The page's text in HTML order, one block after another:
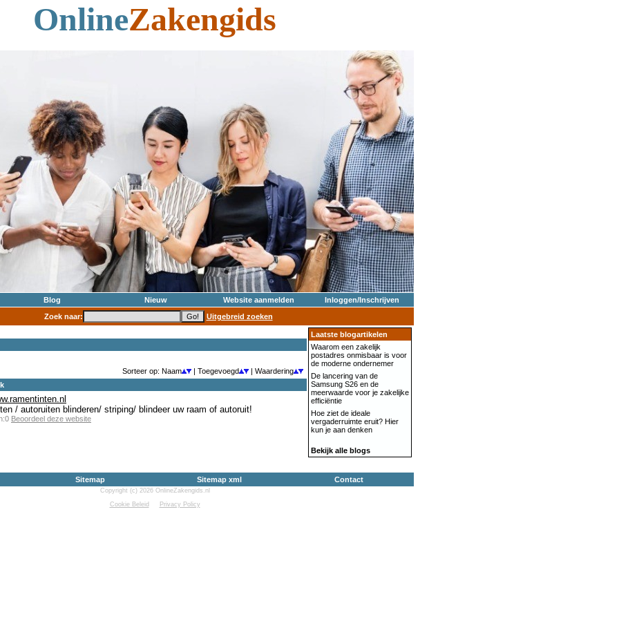
OnlineZakengids
Blog Nieuw Website aanmelden
Inloggen/Inschrijven
Zoek naar:
Uitgebreid zoeken
Sorteer op: Naam | Toegevoegd
| Waardering
/ autoruiten blinderen/ striping/ blindeer uw raam of autoruit!
Beoordeel deze website
Laatste blogartikelen
Waarom een zakelijk
postadres onmisbaar is voor
de moderne ondernemer
De lancering van de
Samsung S26 en de
meerwaarde voor je zakelijke
efficiëntie
Hoe ziet de ideale
vergaderruimte eruit? Hier
kun je aan denken
Bekijk alle blogs
Sitemap Sitemap xml Contact
Copyright (c) 2026 OnlineZakengids.nl
Cookie Beleid
Privacy Policy